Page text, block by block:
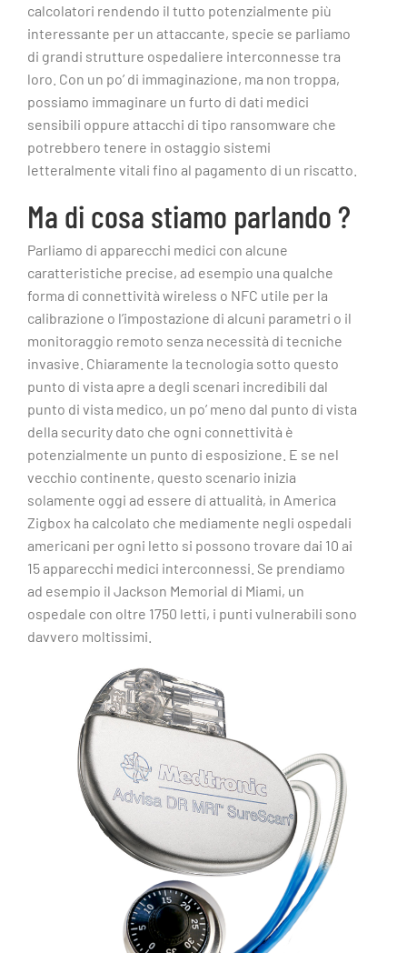
calcolatori rendendo il tutto potenzialmente più
interessante per un attaccante, specie se parliamo
di grandi strutture ospedaliere interconnesse tra
loro. Con un po’ di immaginazione, ma non troppa,
possiamo immaginare un furto di dati medici
sensibili oppure attacchi di tipo ransomware che
potrebbero tenere in ostaggio sistemi
letteralmente vitali fino al pagamento di un riscatto.
Ma di cosa stiamo parlando ?
Parliamo di apparecchi medici con alcune
caratteristiche precise, ad esempio una qualche
forma di connettività wireless o NFC utile per la
calibrazione o l’impostazione di alcuni parametri o il
monitoraggio remoto senza necessità di tecniche
invasive. Chiaramente la tecnologia sotto questo
punto di vista apre a degli scenari incredibili dal
punto di vista medico, un po’ meno dal punto di vista
della security dato che ogni connettività è
potenzialmente un punto di esposizione. E se nel
vecchio continente, questo scenario inizia
solamente oggi ad essere di attualità, in America
Zigbox ha calcolato che mediamente negli ospedali
americani per ogni letto si possono trovare dai 10 ai
15 apparecchi medici interconnessi. Se prendiamo
ad esempio il Jackson Memorial di Miami, un
ospedale con oltre 1750 letti, i punti vulnerabili sono
davvero moltissimi.